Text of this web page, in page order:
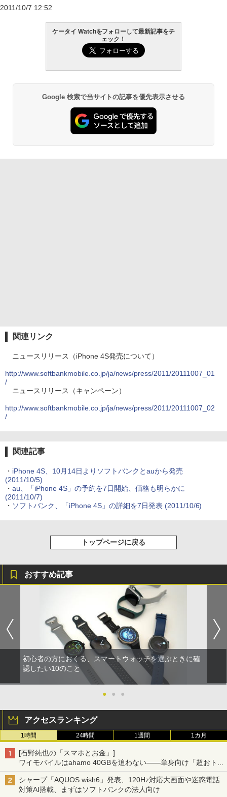
2011/10/7 12:52
ケータイ Watchをフォローして最新記事をチ
ェック！
Google 検索で当サイトの記事を優先表示させる
関連リンク
ニュースリリース（iPhone 4S発売について）
http://www.softbankmobile.co.jp/ja/news/press/2011/20111007_01
/
ニュースリリース（キャンペーン）
http://www.softbankmobile.co.jp/ja/news/press/2011/20111007_02
/
関連記事
・ iPhone 4S、10月14日よりソフトバンクとauから発売
(2011/10/5)
・ au、「iPhone 4S」の予約を7日開始、価格も明らかに
(2011/10/7)
・ ソフトバンク、「iPhone 4S」の詳細を7日発表 (2011/10/6)
トップページに戻る
おすすめ記事
初心者の方におくる、スマートウォッチを選ぶときに確
認したい10のこと
● ● ●
アクセスランキング
1時間 24時間 1週間 1カ月
[石野純也の「スマホとお金」]
ワイモバイルはahamo 40GBを追わない――単身向け「超おトク
割」の安さと1年限定の注意点
シャープ「AQUOS wish6」発表、120Hz対応大画面や迷惑電話
対策AI搭載、まずはソフトバンクの法人向け